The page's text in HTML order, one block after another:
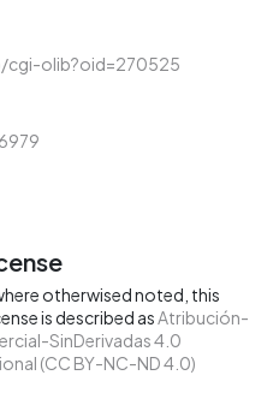
olib?oid=270525
otherwised noted, this
is described asAtribución-
SinDerivadas 4.0
(CC BY-NC-ND 4.0)